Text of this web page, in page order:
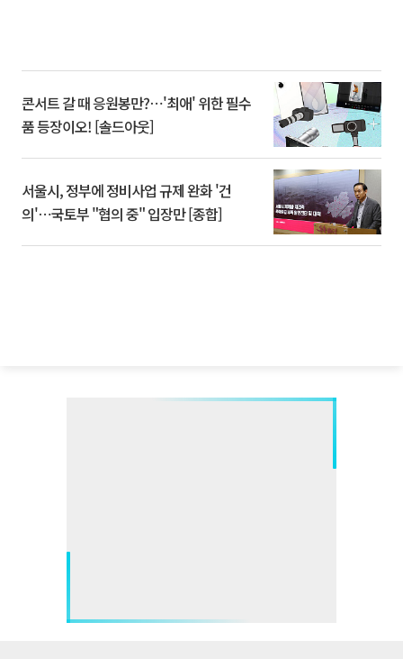
콘서트 갈 때 응원봉만?⋯'최애' 위한 필수
품 등장이오! [솔드아웃]
서울시, 정부에 정비사업 규제 완화 '건
의'⋯국토부 "협의 중" 입장만 [종합]